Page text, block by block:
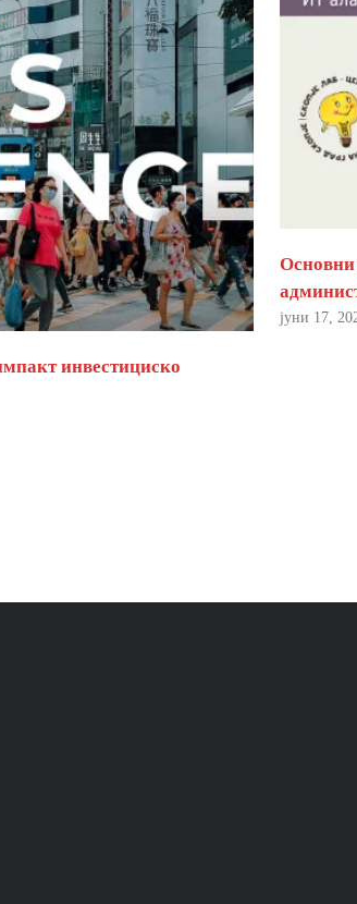
инвестициско
Основни
јуни 17,